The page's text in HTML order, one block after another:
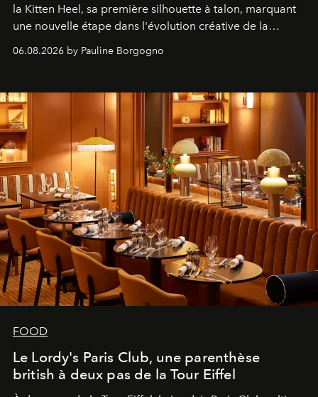
la Kitten Heel, sa première silhouette à talon, marquant
une nouvelle étape dans l'évolution créative de la
06.08.2026 by Pauline Borgogno
FOOD
Le Lordy's Paris Club, une parenthèse
british à deux pas de la Tour Eiffel